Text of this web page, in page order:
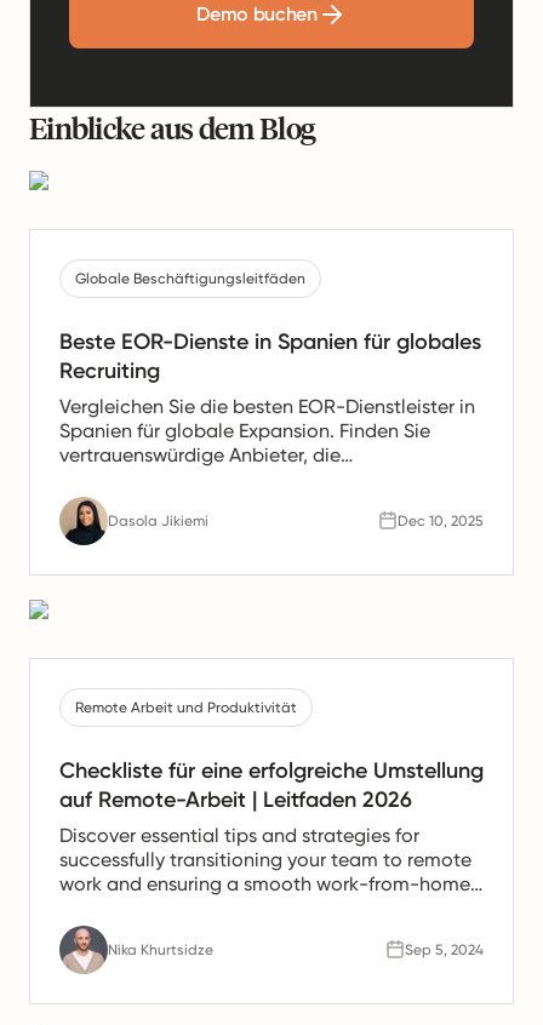
Demo buchen
Einblicke aus dem Blog
Globale Beschäftigungsleitfäden
Beste EOR-Dienste in Spanien für globales
Recruiting
Vergleichen Sie die besten EOR-Dienstleister in
Spanien für globale Expansion. Finden Sie
vertrauenswürdige Anbieter, die
Unterstützung für spanische Teams anbieten.
Dasola Jikiemi Dec 10, 2025
Remote Arbeit und Produktivität
Checkliste für eine erfolgreiche Umstellung
auf Remote-Arbeit | Leitfaden 2026
Discover essential tips and strategies for
successfully transitioning your team to remote
work and ensuring a smooth work-from-home
Nika Khurtsidze Sep 5, 2024